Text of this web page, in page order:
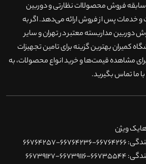
کمیران با ۲۰سال سابقه فروش محصولاات نظارتی و دوربین
و خدمات پس از فروش ارائه می‌دهد. اگر به
دوربین مداربسته معتبر در تهران و سایر
کمیران بهترین گزینه برای تامین تجهیزات
مشاهده قیمت‌ها و خرید انواع محصولات، به
ما تماس بگیرید.
ویژن
66764257
66739127